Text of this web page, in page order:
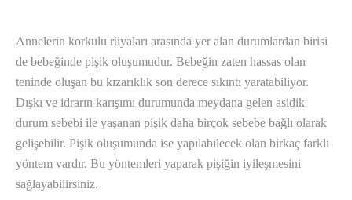
Annelerin korkulu rüyaları arasında yer alan durumlardan birisi
de bebeğinde pişik oluşumudur. Bebeğin zaten hassas olan
teninde oluşan bu kızarıklık son derece sıkıntı yaratabiliyor.
Dışkı ve idrarın karışımı durumunda meydana gelen asidik
durum sebebi ile yaşanan pişik daha birçok sebebe bağlı olarak
gelişebilir. Pişik oluşumunda ise yapılabilecek olan birkaç farklı
yöntem vardır. Bu yöntemleri yaparak pişiğin iyileşmesini
sağlayabilirsiniz.